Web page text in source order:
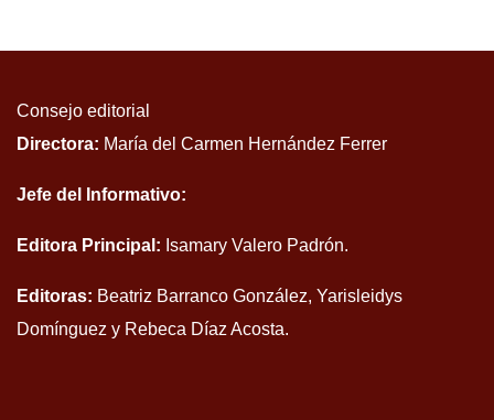
Consejo editorial
Directora: María del Carmen Hernández Ferrer
Jefe del Informativo:
Editora Principal: Isamary Valero Padrón.
Editoras: Beatriz Barranco González, Yarisleidys
Domínguez y Rebeca Díaz Acosta.